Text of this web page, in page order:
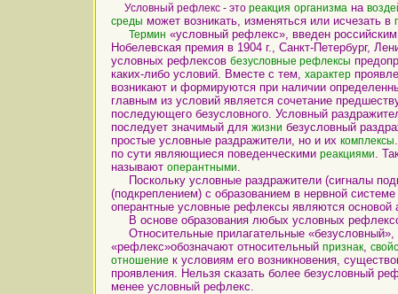
Условный рефлекс - это реакция организма на
среды может возникать, изменяться или исчезать в
Термин «условный рефлекс», введен
Нобелевская премия в 1904 г., Санкт-Петербург,
условных рефлексов безусловные рефлексы
каких-либо условий. Вместе с тем, характер
возникают и формируются при наличии
главным из условий является сочетание
последующего безусловного. Условный
последует значимый для жизни безусловный
простые условные раздражители, но и их комплексы
по сути являющиеся поведенческими реакциями.
называют оперантными.
Поскольку условные раздражители (сигналы
(подкреплением) с образованием в нервной
оперантные условные рефлексы являются основой
В основе образования любых условных
Относительные прилагательные
«рефлекс»обозначают относительный признак,
отношение к условиям его возникновения,
проявления. Нельзя сказать более безусловный
менее условный рефлекс.